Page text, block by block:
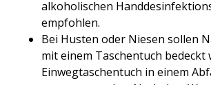
alkoholischen
empfohlen.
Bei Husten oder Niesen sollen
mit einem Taschentuch bedeckt
Einwegtaschentuch in einem